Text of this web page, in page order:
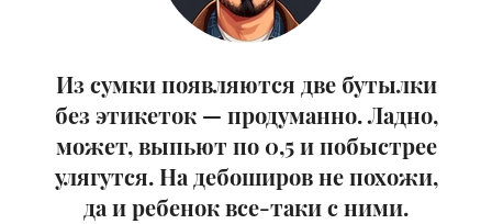
Из сумки появляются две бутылки
без этикеток — продуманно. Ладно,
может, выпьют по 0,5 и побыстрее
улягутся. На дебоширов не похожи,
да и ребенок все-таки с ними.